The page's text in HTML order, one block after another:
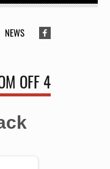
NEWS
OFF 4